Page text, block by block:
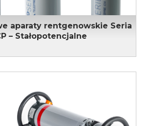
aparaty rentgenowskie Seria
– Stałopotencjalne